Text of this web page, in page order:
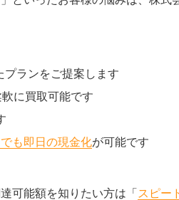
プランをご提案します
に買取可能です
も即日の現金化が可能です
可能額を知りたい方は「 スピー